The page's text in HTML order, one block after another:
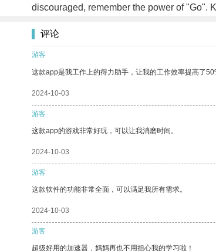
discouraged, remember the power of "Go".
评论
游客
这款app是我工作上的得力助手，让我的工作效率提高了
2024-10-03
游客
这款app的游戏非常好玩，可以让我消磨时间。
2024-10-03
游客
这款软件的功能非常全面，可以满足我所有需求。
2024-10-03
游客
超级好用的加速器，妈妈再也不用担心我的学习啦！